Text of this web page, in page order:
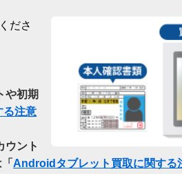
ださ
や初期
る注意
ウント
Androidタブレット買取に関する